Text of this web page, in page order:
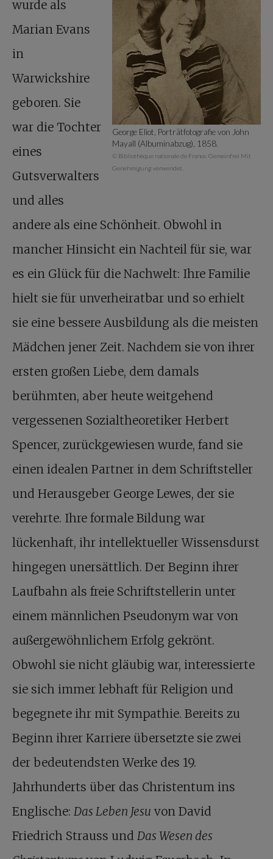
George Eliot, Porträtfotografie von John
Mayall (Albuminabzug), 1858.
© Bibliothèque nationale de France. Gemeinfrei Mit
Genehmigung verwendet.
wurde als
Marian Evans
in
Warwickshire
geboren. Sie
war die Tochter
eines
Gutsverwalters
und alles
andere als eine Schönheit. Obwohl in
mancher Hinsicht ein Nachteil für sie, war
es ein Glück für die Nachwelt: Ihre Familie
hielt sie für unverheiratbar und so erhielt
sie eine bessere Ausbildung als die meisten
Mädchen jener Zeit. Nachdem sie von ihrer
ersten großen Liebe, dem damals
berühmten, aber heute weitgehend
vergessenen Sozialtheoretiker Herbert
Spencer, zurückgewiesen wurde, fand sie
einen idealen Partner in dem Schriftsteller
und Herausgeber George Lewes, der sie
verehrte. Ihre formale Bildung war
lückenhaft, ihr intellektueller Wissensdurst
hingegen unersättlich. Der Beginn ihrer
Laufbahn als freie Schriftstellerin unter
einem männlichen Pseudonym war von
außergewöhnlichem Erfolg gekrönt.
Obwohl sie nicht gläubig war, interessierte
sie sich immer lebhaft für Religion und
begegnete ihr mit Sympathie. Bereits zu
Beginn ihrer Karriere übersetzte sie zwei
der bedeutendsten Werke des 19.
Jahrhunderts über das Christentum ins
Englische: Das Leben Jesu von David
Friedrich Strauss und Das Wesen des